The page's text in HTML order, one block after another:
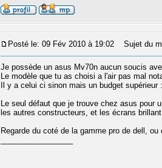
Posté le: 09 Fév 2010 à 19:02 Sujet du
Je possède un asus Mv70n aucun soucis
Le modèle que tu as choisi a l'air pas mal
Il y a celui ci sinon mais un budget
Le seul défaut que je trouve chez asus pour
les autres constructeurs, et les écrans
Regarde du coté de la gamme pro de dell,